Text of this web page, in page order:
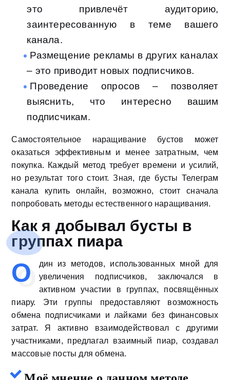
это привлечёт аудиторию,
заинтересованную в теме вашего
канала.
Размещение рекламы в других каналах
– это приводит новых подписчиков.
Проведение опросов – позволяет
выяснить, что интересно вашим
подписчикам.
Самостоятельное наращивание бустов может
оказаться эффективным и менее затратным, чем
покупка. Каждый метод требует времени и усилий,
но результат того стоит. Зная, где бусты Телеграм
канала купить онлайн, возможно, стоит сначала
попробовать методы естественного наращивания.
Как я добывал бусты в
группах пиара
О
дин из методов, использованных мной для
увеличения подписчиков, заключался в
активном участии в группах, посвящённых
пиару. Эти группы предоставляют возможность
обмена подписчиками и лайками без финансовых
затрат. Я активно взаимодействовал с другими
участниками, предлагал взаимный пиар, создавал
массовые посты для обмена.